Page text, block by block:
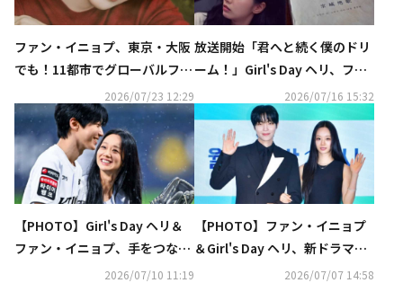
ファン・イニョプ、東京・大阪
でも！11都市でグローバルファ
ンミーティングツアー開催へ
2026/07/23 12:29
放送開始「君へと続く僕のドリ
ーム！」Girl's Day ヘリ、ファ
ン・イニョプと再会【ネタバレ
あり】
2026/07/16 15:32
【PHOTO】Girl's Day ヘリ＆
ファン・イニョプ、手をつない
で登場！揃って始球・始打式に
2026/07/10 11:19
【PHOTO】ファン・イニョプ
＆Girl's Day ヘリ、新ドラマ
「君へと続く僕のドリーム！」
2026/07/07 14:58